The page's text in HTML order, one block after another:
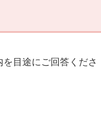
目途にご回答くださ